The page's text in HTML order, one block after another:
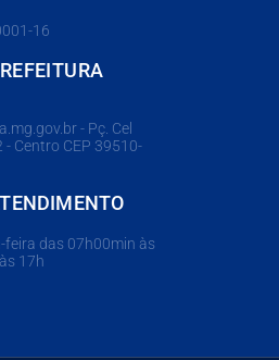
16
- Pç. Cel
Centro CEP 39510-
feira das 07h00min às
17h